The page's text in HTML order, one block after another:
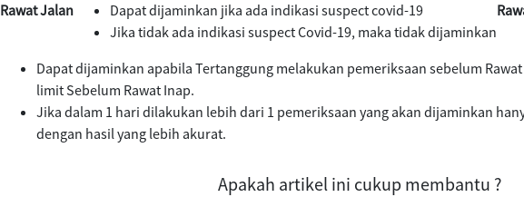
Rawat Jalan
Dapat dijaminkan jika ada indikasi suspect covid-19
Jika tidak ada indikasi suspect Covid-19, maka tidak dijaminkan
Dapat dijaminkan apabila Tertanggung melakukan pemeriksaan sebelum
limit Sebelum Rawat Inap.
Jika dalam 1 hari dilakukan lebih dari 1 pemeriksaan yang akan dijaminkan
dengan hasil yang lebih akurat.
Apakah artikel ini cukup membantu ?